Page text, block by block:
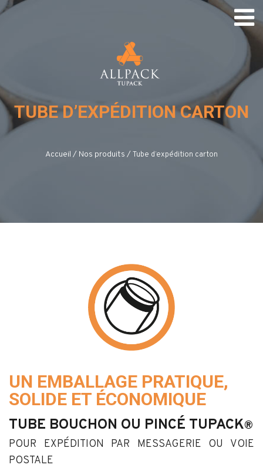
TUBE D’EXPÉDITION CARTON
Accueil / Nos produits / Tube d’expédition carton
UN EMBALLAGE PRATIQUE,
SOLIDE ET ÉCONOMIQUE
TUBE BOUCHON OU PINCÉ TUPACK®
POUR EXPÉDITION PAR MESSAGERIE OU VOIE
POSTALE